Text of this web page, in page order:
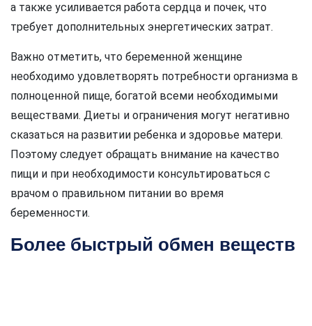
а также усиливается работа сердца и почек, что
требует дополнительных энергетических затрат.
Важно отметить, что беременной женщине
необходимо удовлетворять потребности организма в
полноценной пище, богатой всеми необходимыми
веществами. Диеты и ограничения могут негативно
сказаться на развитии ребенка и здоровье матери.
Поэтому следует обращать внимание на качество
пищи и при необходимости консультироваться с
врачом о правильном питании во время
беременности.
Более быстрый обмен веществ